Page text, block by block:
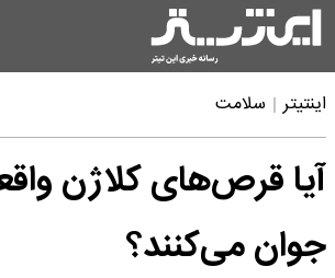
اینتیتر سلامت
آیا قرص‌های کلاژن
جوان می‌کنند؟